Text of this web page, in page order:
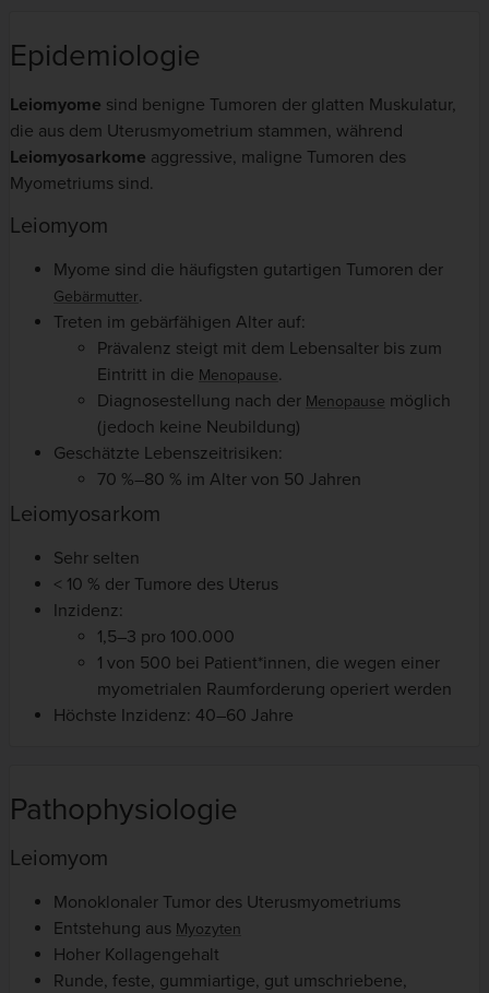
Epidemiologie
Leiomyome sind benigne Tumoren der glatten Muskulatur,
die aus dem Uterusmyometrium stammen, während
Leiomyosarkome aggressive, maligne Tumoren des
Myometriums sind.
Leiomyom
Myome sind die häufigsten gutartigen Tumoren der
Gebärmutter.
Treten im gebärfähigen Alter auf:
Prävalenz steigt mit dem Lebensalter bis zum
Eintritt in die Menopause.
Diagnosestellung nach der Menopause möglich
(jedoch keine Neubildung)
Geschätzte Lebenszeitrisiken:
70 %–80 % im Alter von 50 Jahren
Leiomyosarkom
Sehr selten
< 10 % der Tumore des Uterus
Inzidenz:
1,5–3 pro 100.000
1 von 500 bei Patient*innen, die wegen einer
myometrialen Raumforderung operiert werden
Höchste Inzidenz: 40–60 Jahre
Pathophysiologie
Leiomyom
Monoklonaler Tumor des Uterusmyometriums
Entstehung aus Myozyten
Hoher Kollagengehalt
Runde, feste, gummiartige, gut umschriebene,